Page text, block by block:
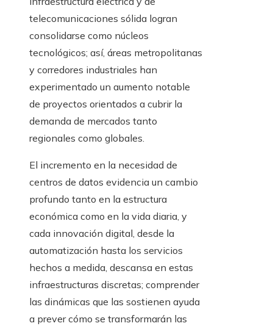
telecomunicaciones sólida logran
consolidarse como núcleos
tecnológicos; así, áreas metropolitanas
y corredores industriales han
experimentado un aumento notable
de proyectos orientados a cubrir la
demanda de mercados tanto
regionales como globales.
El incremento en la necesidad de
centros de datos evidencia un cambio
profundo tanto en la estructura
económica como en la vida diaria, y
cada innovación digital, desde la
automatización hasta los servicios
hechos a medida, descansa en estas
infraestructuras discretas; comprender
las dinámicas que las sostienen ayuda
a prever cómo se transformarán las